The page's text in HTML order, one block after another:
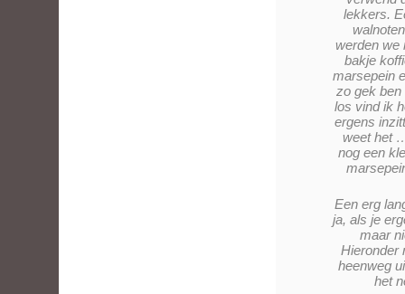
lekkers.
werden we
bakje
marsepein
zo gek ben
los vind ik
ergens
weet het
nog een
Een erg
ja, als je
maar
Hieronder
heenweg
het